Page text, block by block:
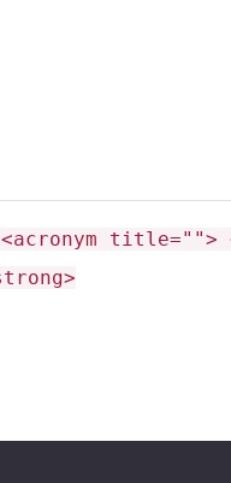
title="">